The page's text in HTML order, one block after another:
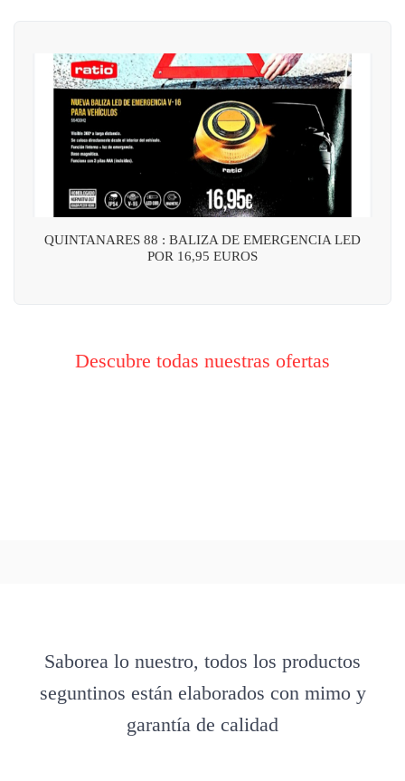
QUINTANARES 88 : BALIZA DE EMERGENCIA LED
POR 16,95 EUROS
Descubre todas nuestras ofertas
Saborea lo nuestro, todos los productos
seguntinos están elaborados con mimo y
garantía de calidad